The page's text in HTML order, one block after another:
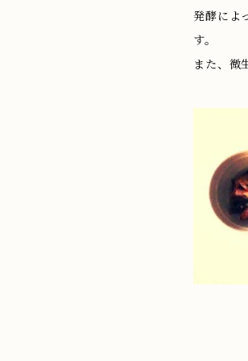
発酵によ
す。
また、微